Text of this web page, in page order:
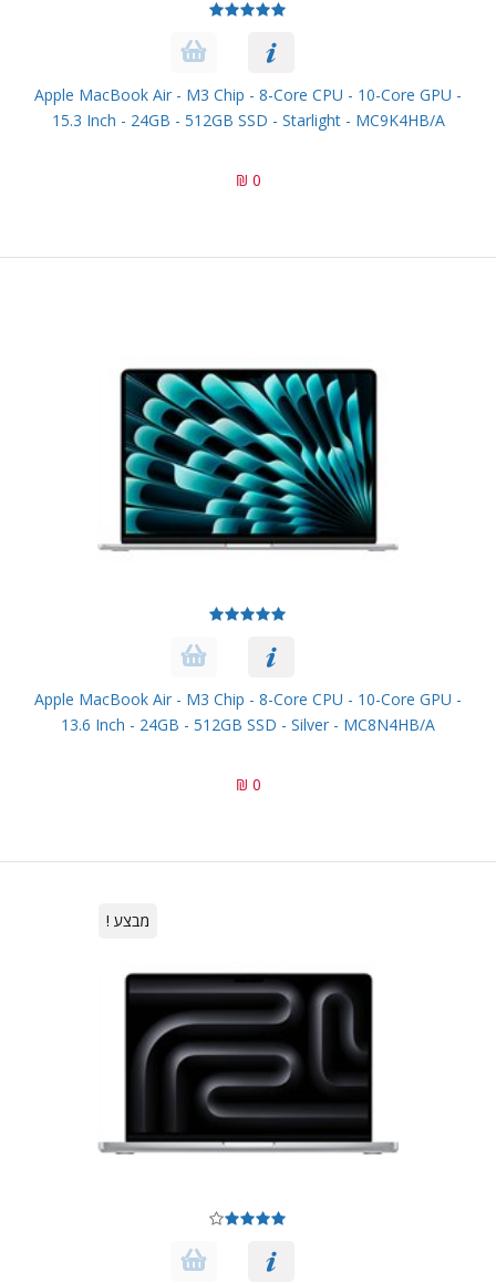
Apple MacBook Air - M3 Chip - 8-Core CPU - 10-Core GPU -
15.3 Inch - 24GB - 512GB SSD - Starlight - MC9K4HB/A
0 ₪
Apple MacBook Air - M3 Chip - 8-Core CPU - 10-Core GPU -
13.6 Inch - 24GB - 512GB SSD - Silver - MC8N4HB/A
0 ₪
מבצע !